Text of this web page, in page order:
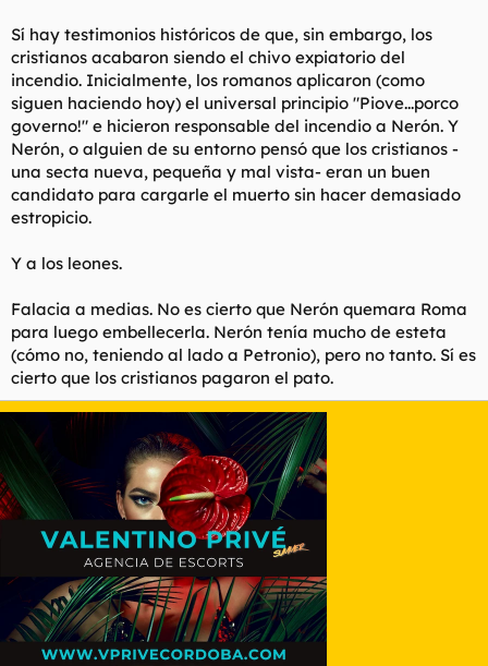
Sí hay testimonios históricos de que, sin embargo, los
cristianos acabaron siendo el chivo expiatorio del
incendio. Inicialmente, los romanos aplicaron (como
siguen haciendo hoy) el universal principio "Piove...porco
governo!" e hicieron responsable del incendio a Nerón. Y
Nerón, o alguien de su entorno pensó que los cristianos -
una secta nueva, pequeña y mal vista- eran un buen
candidato para cargarle el muerto sin hacer demasiado
estropicio.
Y a los leones.
Falacia a medias. No es cierto que Nerón quemara Roma
para luego embellecerla. Nerón tenía mucho de esteta
(cómo no, teniendo al lado a Petronio), pero no tanto. Sí es
cierto que los cristianos pagaron el pato.